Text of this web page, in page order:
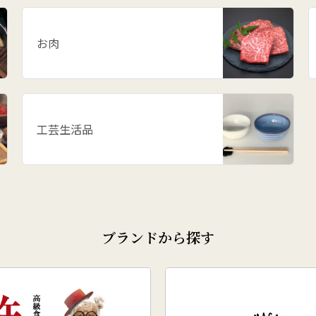
お肉
工芸生活品
ブランドから探す